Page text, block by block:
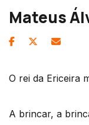
Mateus
O rei da Ericeira
A brincar, a